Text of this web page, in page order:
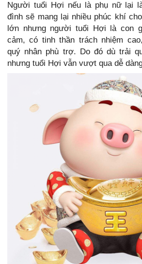
Người tuổi Hợi nếu là phụ nữ lại
đình sẽ mang lại nhiều phúc khí
lớn nhưng người tuổi Hợi là con
cảm, có tinh thần trách nhiệm
quý nhân phù trợ. Do đó dù trải
nhưng tuổi Hợi vẫn vượt qua dễ